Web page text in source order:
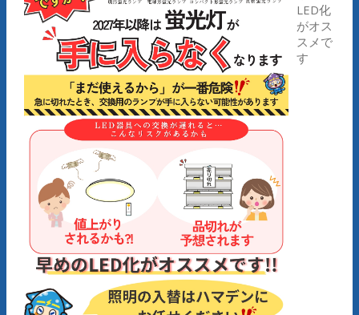
LED化
がオス
スメで
す